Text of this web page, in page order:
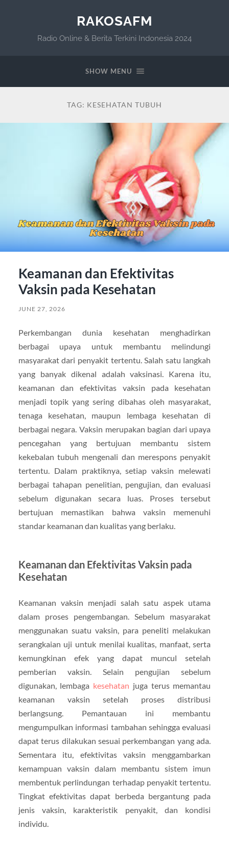
RAKOSAFM
Radio Online & Berita Terkini Indonesia 2024
SHOW MENU
TAG: KESEHATAN TUBUH
Keamanan dan Efektivitas
Vaksin pada Kesehatan
JUNE 27, 2026
Perkembangan dunia kesehatan menghadirkan
berbagai upaya untuk membantu melindungi
masyarakat dari penyakit tertentu. Salah satu langkah
yang banyak dikenal adalah vaksinasi. Karena itu,
keamanan dan efektivitas vaksin pada kesehatan
menjadi topik yang sering dibahas oleh masyarakat,
tenaga kesehatan, maupun lembaga kesehatan di
berbagai negara. Vaksin merupakan bagian dari upaya
pencegahan yang bertujuan membantu sistem
kekebalan tubuh mengenali dan merespons penyakit
tertentu. Dalam praktiknya, setiap vaksin melewati
berbagai tahapan penelitian, pengujian, dan evaluasi
sebelum digunakan secara luas. Proses tersebut
bertujuan memastikan bahwa vaksin memenuhi
standar keamanan dan kualitas yang berlaku.
Keamanan dan Efektivitas Vaksin pada
Kesehatan
Keamanan vaksin menjadi salah satu aspek utama
dalam proses pengembangan. Sebelum masyarakat
menggunakan suatu vaksin, para peneliti melakukan
serangkaian uji untuk menilai kualitas, manfaat, serta
kemungkinan efek yang dapat muncul setelah
pemberian vaksin. Selain pengujian sebelum
digunakan, lembaga kesehatan juga terus memantau
keamanan vaksin setelah proses distribusi
berlangsung. Pemantauan ini membantu
mengumpulkan informasi tambahan sehingga evaluasi
dapat terus dilakukan sesuai perkembangan yang ada.
Sementara itu, efektivitas vaksin menggambarkan
kemampuan vaksin dalam membantu sistem imun
membentuk perlindungan terhadap penyakit tertentu.
Tingkat efektivitas dapat berbeda bergantung pada
jenis vaksin, karakteristik penyakit, dan kondisi
individu.